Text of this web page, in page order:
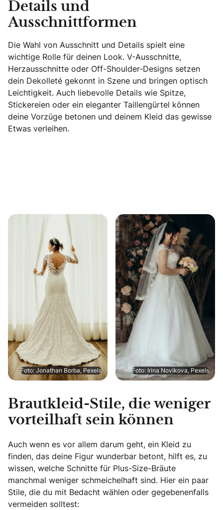
Details und
Ausschnittformen
Die Wahl von Ausschnitt und Details spielt eine
wichtige Rolle für deinen Look. V-Ausschnitte,
Herzausschnitte oder Off-Shoulder-Designs setzen
dein Dekolleté gekonnt in Szene und bringen optisch
Leichtigkeit. Auch liebevolle Details wie Spitze,
Stickereien oder ein eleganter Taillengürtel können
deine Vorzüge betonen und deinem Kleid das gewisse
Etwas verleihen.
Foto: Jonathan Borba, Pexels Foto: Irina Novikova, Pexels
Brautkleid-Stile, die weniger
vorteilhaft sein können
Auch wenn es vor allem darum geht, ein Kleid zu
finden, das deine Figur wunderbar betont, hilft es, zu
wissen, welche Schnitte für Plus-Size-Bräute
manchmal weniger schmeichelhaft sind. Hier ein paar
Stile, die du mit Bedacht wählen oder gegebenenfalls
vermeiden solltest: